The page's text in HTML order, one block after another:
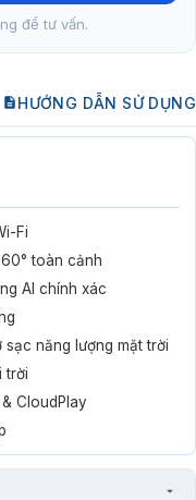
để tư vấn.
HƯỚNG DẪN SỬ DỤNG
Fi
toàn cảnh
AI chính xác
sạc năng lượng mặt trời
trời
CloudPlay